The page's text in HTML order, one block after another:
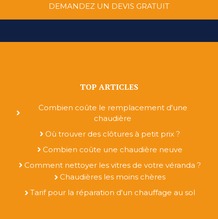
DEMANDEZ UN DEVIS GRATUIT
TOP ARTICLES
Combien coûte le remplacement d'une
chaudière
Où trouver des clôtures à petit prix ?
Combien coûte une chaudière neuve
Comment nettoyer les vitres de votre véranda ?
Chaudières les moins chères
Tarif pour la réparation d'un chauffage au sol